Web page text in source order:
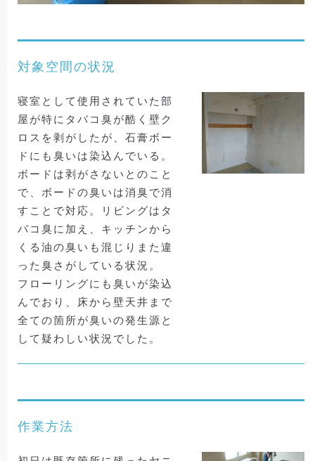
対象空間の状況
寝室として使用されていた部
屋が特にタバコ臭が酷く壁ク
ロスを剥がしたが、石膏ボー
ドにも臭いは染込んでいる。
ボードは剥がさないとのこと
で、ボードの臭いは消臭で消
すことで対応。リビングはタ
バコ臭に加え、キッチンから
くる油の臭いも混じりまた違
った臭さがしている状況。
フローリングにも臭いが染込
んでおり、床から壁天井まで
全ての箇所が臭いの発生源と
して疑わしい状況でした。
作業方法